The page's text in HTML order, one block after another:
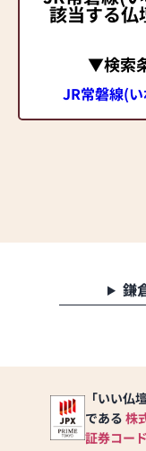
該当する仏
▼検索
JR常磐線(
鎌
「いい仏
である 株
証券コー